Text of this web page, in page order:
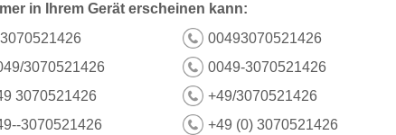
in Ihrem Gerät erscheinen kann:
00493070521426
3070521426
0049-3070521426
3070521426
+49/3070521426
3070521426 +49 (0) 3070521426